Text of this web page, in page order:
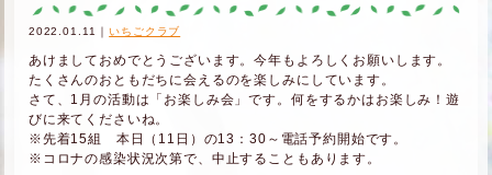
2022.01.11｜いちごクラブ
あけましておめでとうございます。今年もよろしくお願いします。
たくさんのおともだちに会えるのを楽しみにしています。
さて、1月の活動は「お楽しみ会」です。何をするかはお楽しみ！遊
びに来てくださいね。
※先着15組 本日（11日）の13：30～電話予約開始です。
※コロナの感染状況次第で、中止することもあります。